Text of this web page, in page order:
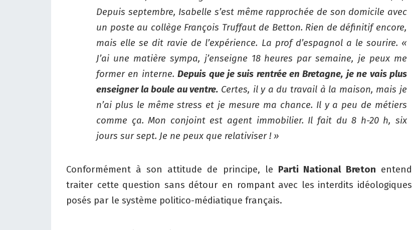
Depuis septembre, Isabelle s’est même rapprochée de son domicile avec
un poste au collège François Truffaut de Betton. Rien de définitif encore,
mais elle se dit ravie de l’expérience. La prof d’espagnol a le sourire. «
J’ai une matière sympa, j’enseigne 18 heures par semaine, je peux me
former en interne.Depuis que je suis rentrée en Bretagne, je ne vais plus
enseigner la boule au ventre. Certes, il y a du travail à la maison, mais je
n’ai plus le même stress et je mesure ma chance. Il y a peu de métiers
comme ça. Mon conjoint est agent immobilier. Il fait du 8 h-20 h, six
jours sur sept. Je ne peux que relativiser ! »
Conformément à son attitude de principe, le Parti National Breton entend
traiter cette question sans détour en rompant avec les interdits idéologiques
posés par le système politico-médiatique français.